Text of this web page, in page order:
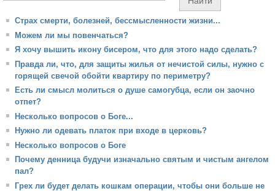
Страх смерти, болезней, бессмысленности жизни...
Можем ли мы повенчаться?
Я хочу вышить икону бисером, что для этого надо сделать?
Правда ли, что, для защиты жилья от нечистой силы, нужно с
горящей свечой обойти квартиру по периметру?
Есть ли смысл молиться о душе самогубца, если он заочно
отпет?
Несколько вопросов о Боге...
Нужно ли одевать платок при входе в церковь?
Несколько вопросов о Боге
Почему денница будучи изначально святым и чистым ангелом
пал?
Грех ли будет делать кошкам операции, чтобы они больше не